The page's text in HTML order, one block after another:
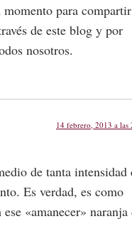
para
de este blog y por
nosotros.
14 febrero, 2013 a las
de tanta intensidad
Es verdad, es como
«amanecer» naranja